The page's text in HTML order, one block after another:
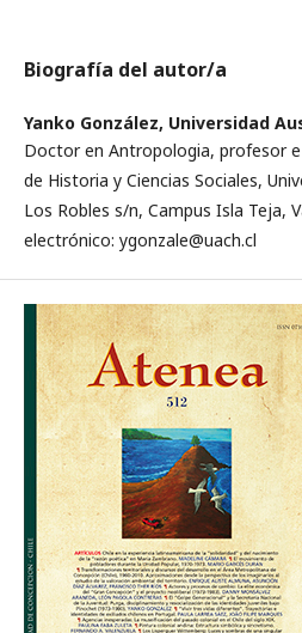
Biografía del autor/a
Yanko González, Universidad
Doctor en Antropologia, profesor
de Historia y Ciencias Sociales,
Los Robles s/n, Campus Isla Teja,
electrónico: ygonzale@uach.cl